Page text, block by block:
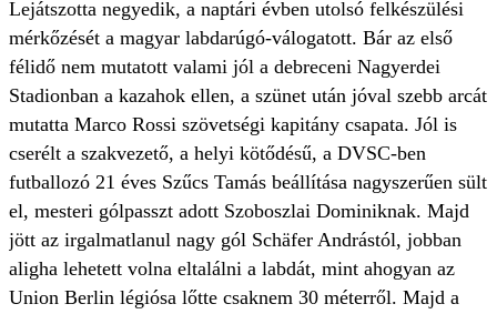
Lejátszotta negyedik, a naptári évben utolsó felkészülési
mérkőzését a magyar labdarúgó-válogatott. Bár az első
félidő nem mutatott valami jól a debreceni Nagyerdei
Stadionban a kazahok ellen, a szünet után jóval szebb arcát
mutatta Marco Rossi szövetségi kapitány csapata. Jól is
cserélt a szakvezető, a helyi kötődésű, a DVSC-ben
futballozó 21 éves Szűcs Tamás beállítása nagyszerűen sült
el, mesteri gólpasszt adott Szoboszlai Dominiknak. Majd
jött az irgalmatlanul nagy gól Schäfer Andrástól, jobban
aligha lehetett volna eltalálni a labdát, mint ahogyan az
Union Berlin légiósa lőtte csaknem 30 méterről. Majd a